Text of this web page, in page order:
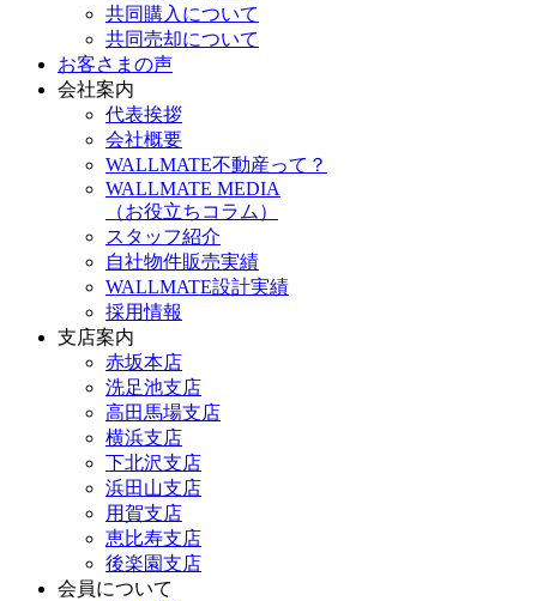
共同購入について
共同売却について
お客さまの声
会社案内
代表挨拶
会社概要
WALLMATE不動産って？
WALLMATE MEDIA
（お役立ちコラム）
スタッフ紹介
自社物件販売実績
WALLMATE設計実績
採用情報
支店案内
赤坂本店
洗足池支店
高田馬場支店
横浜支店
下北沢支店
浜田山支店
用賀支店
恵比寿支店
後楽園支店
会員について